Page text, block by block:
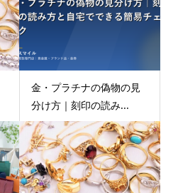
金・プラチナの偽物の見
分け方｜刻印の読み...